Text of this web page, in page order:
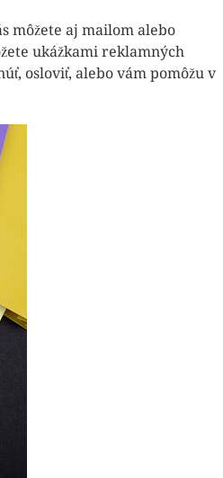
môžete aj mailom alebo
ukážkami reklamných
osloviť, alebo vám pomôžu v